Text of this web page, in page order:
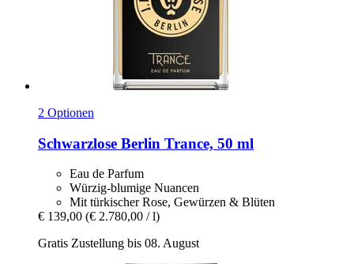
2 Optionen
Schwarzlose Berlin Trance, 50 ml
Eau de Parfum
Würzig-blumige Nuancen
Mit türkischer Rose, Gewürzen & Blüten
€ 139,00 (€ 2.780,00 / l)
Gratis Zustellung bis 08. August